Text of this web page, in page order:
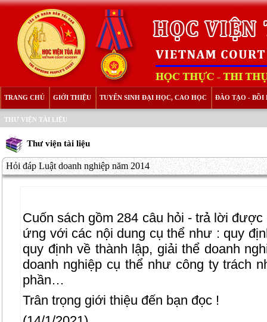
TRANG CHỦ GIỚI THIỆU TUYỂN SINH ĐẠI HỌC, CAO HỌC ĐÀO TẠO - BỒI
THƯ VIỆN TÀI LIỆU
Thư viện tài liệu
Hỏi đáp Luật doanh nghiệp năm 2014
Cuốn sách gồm 284 câu hỏi - trả lời
ứng với các nội dung cụ thể như : quy
quy định về thành lập, giải thể doanh
doanh nghiệp cụ thể như công ty trách
phần…
Trân trọng giới thiệu đến bạn đọc !